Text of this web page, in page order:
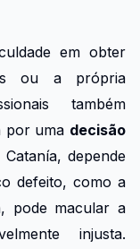
em obter
ou a própria
também
por uma decisão
depende
defeito, como a
pode macular a
injusta.